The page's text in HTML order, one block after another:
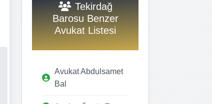
Tekirdağ
Barosu Benzer
Avukat Listesi
Avukat Abdulsamet
Bal